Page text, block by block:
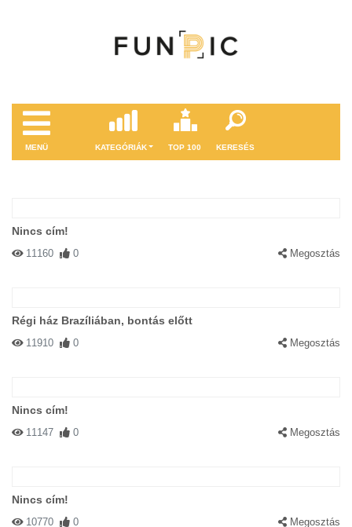
MENÜ KATEGÓRIÁK TOP 100 KERESÉS
Nincs cím!
11160 0 Megosztás
Régi ház Brazíliában, bontás előtt
11910 0 Megosztás
Nincs cím!
11147 0 Megosztás
Nincs cím!
10770 0 Megosztás